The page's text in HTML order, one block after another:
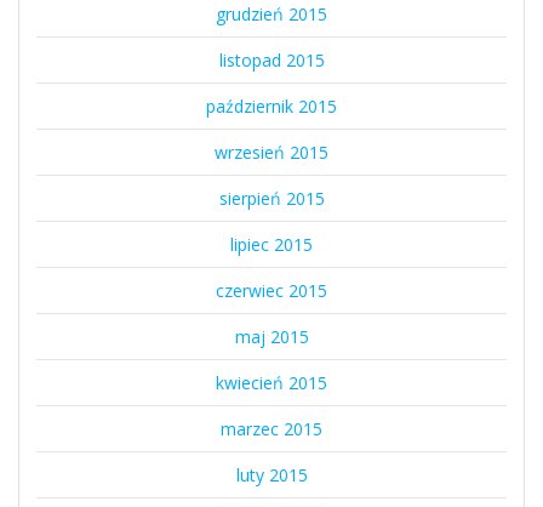
grudzień 2015
listopad 2015
październik 2015
wrzesień 2015
sierpień 2015
lipiec 2015
czerwiec 2015
maj 2015
kwiecień 2015
marzec 2015
luty 2015